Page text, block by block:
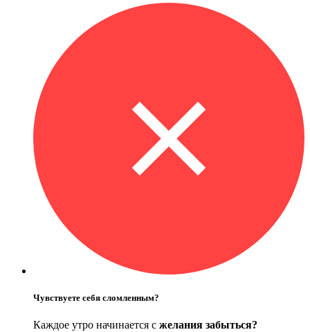
Чувствуете себя сломленным?
Каждое утро начинается с желания забыться?